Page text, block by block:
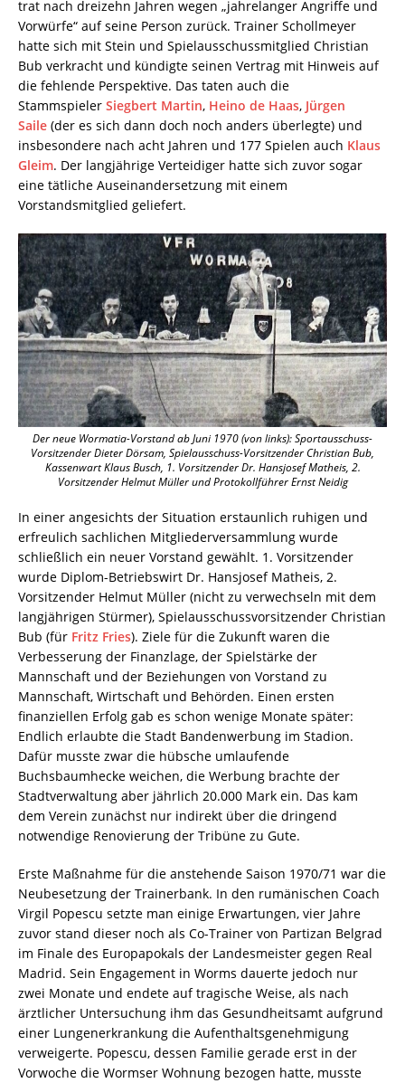
trat nach dreizehn Jahren wegen „jahrelanger Angriffe und
Vorwürfe“ auf seine Person zurück. Trainer Schollmeyer
hatte sich mit Stein und Spielausschussmitglied Christian
Bub verkracht und kündigte seinen Vertrag mit Hinweis auf
die fehlende Perspektive. Das taten auch die
Stammspieler Siegbert Martin, Heino de Haas, Jürgen
Saile (der es sich dann doch noch anders überlegte) und
insbesondere nach acht Jahren und 177 Spielen auch Klaus
Gleim. Der langjährige Verteidiger hatte sich zuvor sogar
eine tätliche Auseinandersetzung mit einem
Vorstandsmitglied geliefert.
Der neue Wormatia-Vorstand ab Juni 1970 (von links): Sportausschuss-
Vorsitzender Dieter Dörsam, Spielausschuss-Vorsitzender Christian Bub,
Kassenwart Klaus Busch, 1. Vorsitzender Dr. Hansjosef Matheis, 2.
Vorsitzender Helmut Müller und Protokollführer Ernst Neidig
In einer angesichts der Situation erstaunlich ruhigen und
erfreulich sachlichen Mitgliederversammlung wurde
schließlich ein neuer Vorstand gewählt. 1. Vorsitzender
wurde Diplom-Betriebswirt Dr. Hansjosef Matheis, 2.
Vorsitzender Helmut Müller (nicht zu verwechseln mit dem
langjährigen Stürmer), Spielausschussvorsitzender Christian
Bub (für Fritz Fries). Ziele für die Zukunft waren die
Verbesserung der Finanzlage, der Spielstärke der
Mannschaft und der Beziehungen von Vorstand zu
Mannschaft, Wirtschaft und Behörden. Einen ersten
finanziellen Erfolg gab es schon wenige Monate später:
Endlich erlaubte die Stadt Bandenwerbung im Stadion.
Dafür musste zwar die hübsche umlaufende
Buchsbaumhecke weichen, die Werbung brachte der
Stadtverwaltung aber jährlich 20.000 Mark ein. Das kam
dem Verein zunächst nur indirekt über die dringend
notwendige Renovierung der Tribüne zu Gute.
Erste Maßnahme für die anstehende Saison 1970/71 war die
Neubesetzung der Trainerbank. In den rumänischen Coach
Virgil Popescu setzte man einige Erwartungen, vier Jahre
zuvor stand dieser noch als Co-Trainer von Partizan Belgrad
im Finale des Europapokals der Landesmeister gegen Real
Madrid. Sein Engagement in Worms dauerte jedoch nur
zwei Monate und endete auf tragische Weise, als nach
ärztlicher Untersuchung ihm das Gesundheitsamt aufgrund
einer Lungenerkrankung die Aufenthaltsgenehmigung
verweigerte. Popescu, dessen Familie gerade erst in der
Vorwoche die Wormser Wohnung bezogen hatte, musste